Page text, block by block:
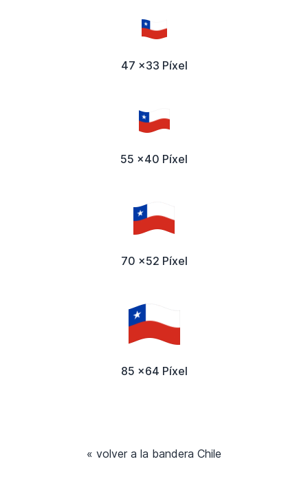
47 x33 Píxel
55 x40 Píxel
70 x52 Píxel
85 x64 Píxel
« volver a la bandera Chile